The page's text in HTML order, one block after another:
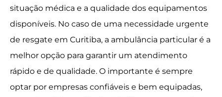
situação médica e a qualidade dos equipamentos
disponíveis. No caso de uma necessidade urgente
de resgate em Curitiba, a ambulância particular é a
melhor opção para garantir um atendimento
rápido e de qualidade. O importante é sempre
optar por empresas confiáveis e bem equipadas,